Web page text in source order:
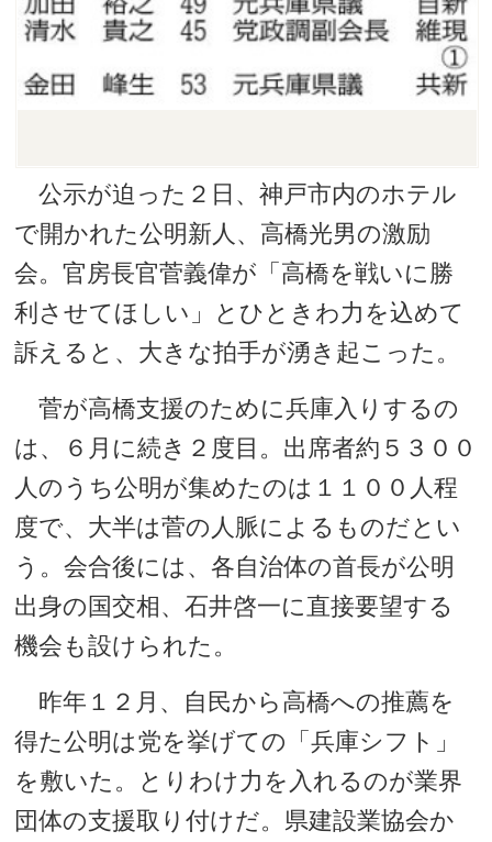
公示が迫った２日、神戸市内のホテル
で開かれた公明新人、高橋光男の激励
会。官房長官菅義偉が「高橋を戦いに勝
利させてほしい」とひときわ力を込めて
訴えると、大きな拍手が湧き起こった。
菅が高橋支援のために兵庫入りするの
は、６月に続き２度目。出席者約５３００
人のうち公明が集めたのは１１００人程
度で、大半は菅の人脈によるものだとい
う。会合後には、各自治体の首長が公明
出身の国交相、石井啓一に直接要望する
機会も設けられた。
昨年１２月、自民から高橋への推薦を
得た公明は党を挙げての「兵庫シフト」
を敷いた。とりわけ力を入れるのが業界
団体の支援取り付けだ。県建設業協会か